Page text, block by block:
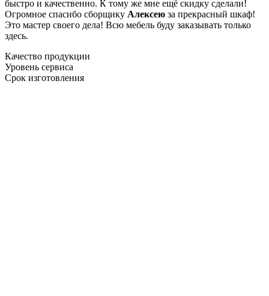
быстро и качественно. К тому же мне ещё скидку сделали!
Огромное спасибо сборщику Алексею за прекрасный шкаф!
Это мастер своего дела! Всю мебель буду заказывать только
здесь.
Качество продукции
Уровень сервиса
Срок изготовления